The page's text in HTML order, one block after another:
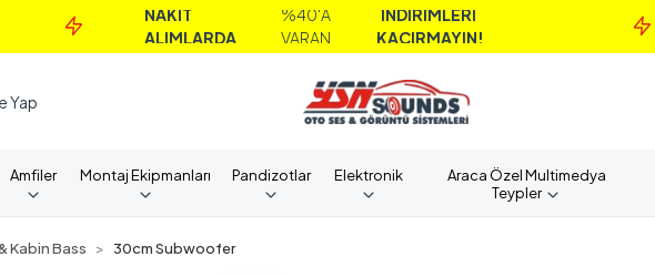
NAKİT
ALIMLARDA
VARAN
İNDİRİMLERİ
KAÇIRMAYIN!
Yap
Amfiler Montaj Ekipmanları Pandizotlar Elektronik
Araca Özel Multimedya
Teypler
Kabin Bass 30cm Subwoofer